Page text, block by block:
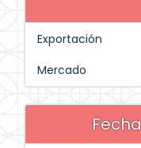
Exportación
Mercado